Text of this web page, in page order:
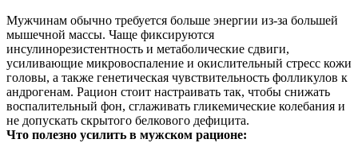
Мужчинам обычно требуется больше энергии из‑за большей
мышечной массы. Чаще фиксируются
инсулинорезистентность и метаболические сдвиги,
усиливающие микровоспаление и окислительный стресс кожи
головы, а также генетическая чувствительность фолликулов к
андрогенам. Рацион стоит настраивать так, чтобы снижать
воспалительный фон, сглаживать гликемические колебания и
не допускать скрытого белкового дефицита.
Что полезно усилить в мужском рационе: